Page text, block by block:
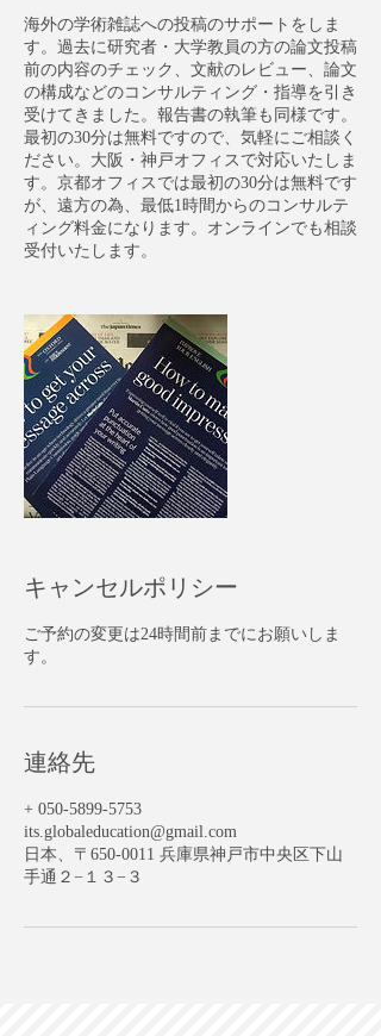
海外の学術雑誌への投稿のサポートをしま
す。過去に研究者・大学教員の方の論文投稿
前の内容のチェック、文献のレビュー、論文
の構成などのコンサルティング・指導を引き
受けてきました。報告書の執筆も同様です。
最初の30分は無料ですので、気軽にご相談く
ださい。大阪・神戸オフィスで対応いたしま
す。京都オフィスでは最初の30分は無料です
が、遠方の為、最低1時間からのコンサルテ
ィング料金になります。オンラインでも相談
受付いたします。
キャンセルポリシー
ご予約の変更は24時間前までにお願いしま
す。
連絡先
+ 050-5899-5753
its.globaleducation@gmail.com
日本、〒650-0011 兵庫県神戸市中央区下山
手通２−１３−３